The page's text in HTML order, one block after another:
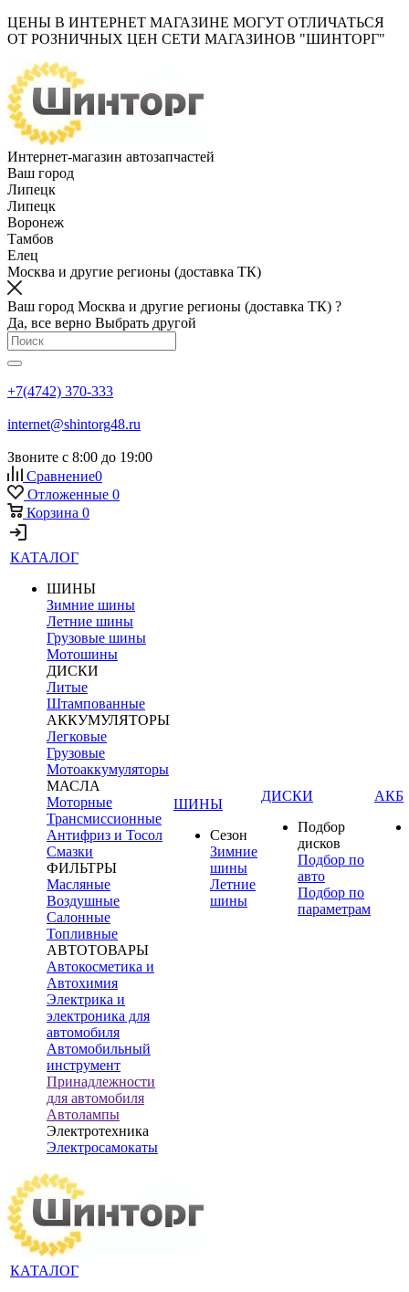
ЦЕНЫ В ИНТЕРНЕТ МАГАЗИНЕ МОГУТ ОТЛИЧАТЬСЯ
ОТ РОЗНИЧНЫХ ЦЕН СЕТИ МАГАЗИНОВ "ШИНТОРГ"
Интернет-магазин автозапчастей
Ваш город
Липецк
Липецк
Воронеж
Тамбов
Елец
Москва и другие регионы (доставка ТК)
Ваш город Москва и другие регионы (доставка ТК) ?
Да, все верно Выбрать другой
+7(4742) 370-333
internet@shintorg48.ru
Звоните с 8:00 до 19:00
Сравнение0
Отложенные 0
Корзина 0
КАТАЛОГ
ШИНЫ
Зимние шины
Летние шины
Грузовые шины
Мотошины
ДИСКИ
Литые
Штампованные
АККУМУЛЯТОРЫ
Легковые
Грузовые
Мотоаккумуляторы
МАСЛА
Моторные
Трансмиссионные
Антифриз и Тосол
Смазки
ФИЛЬТРЫ
Масляные
Воздушные
Салонные
Топливные
АВТОТОВАРЫ
Автокосметика и
Автохимия
Электрика и
электроника для
автомобиля
Автомобильный
инструмент
Принадлежности
для автомобиля
Автолампы
Электротехника
Электросамокаты
ШИНЫ
Сезон
Зимние
шины
Летние
шины
ДИСКИ
Подбор
дисков
Подбор по
авто
Подбор по
параметрам
АКБ
КАТАЛОГ